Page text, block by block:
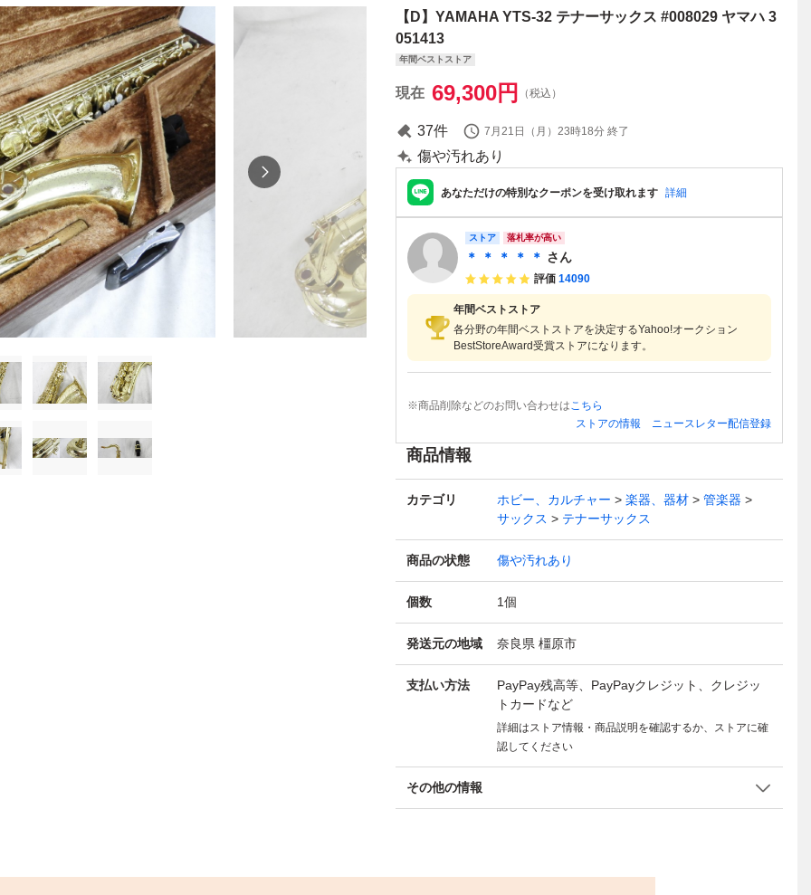
【D】YAMAHA YTS-32 テナーサックス #008029 ヤマハ 3
051413
年間ベストストア
現在 69,300円 （税込）
37件 7月21日（月）23時18分 終了
傷や汚れあり
あなただけの特別なクーポンを受け取れます 詳細
ストア 落札率が高い
＊ ＊ ＊ ＊ ＊ さん
評価 14090
年間ベストストア
各分野の年間ベストストアを決定するYahoo!オークション
BestStoreAward受賞ストアになります。
※商品削除などのお問い合わせはこちら
ストアの情報
ニュースレター配信登録
商品情報
カテゴリ ホビー、カルチャー 楽器、器材
管楽器
サックス
テナーサックス
商品の状態 傷や汚れあり
個数 1個
発送元の地域 奈良県 橿原市
支払い方法
PayPay残高等、PayPayクレジット、クレジッ
トカードなど
詳細はストア情報・商品説明を確認するか、ストアに確
認してください
その他の情報